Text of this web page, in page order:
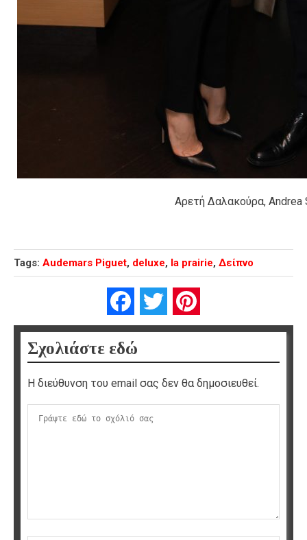
Αρετή Δαλακούρα, Andrea
Tags: Audemars Piguet, deluxe, la prairie, Δείπνο
FacebookTwitter
Σχολιάστε εδώ
Η διεύθυνση του email σας δεν θα δημοσιευθεί.